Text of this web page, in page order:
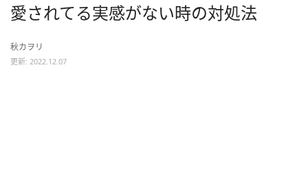
愛されてる実感がない時の対処法
秋カヲリ
更新: 2022.12.07